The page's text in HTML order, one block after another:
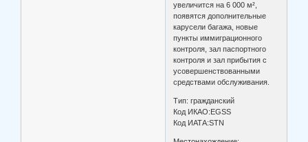
увеличится на 6 000 м²,
появятся дополнительные
карусели багажа, новые
пункты иммиграционного
контроля, зал паспортного
контроля и зал прибытия с
усовершенствованными
средствами обслуживания.
Тип: гражданский
Код ИКАО:EGSS
Код ИАТА:STN